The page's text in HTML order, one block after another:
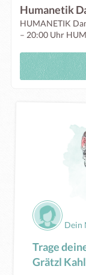
Humanetik
HUMANETIK
– 20:00 Uhr
Dein
Trage
Grätzl